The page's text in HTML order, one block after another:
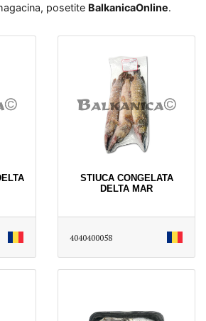
posetite BalkanicaOnline․
STIUCA CONGELATA
DELTA MAR
4040400058